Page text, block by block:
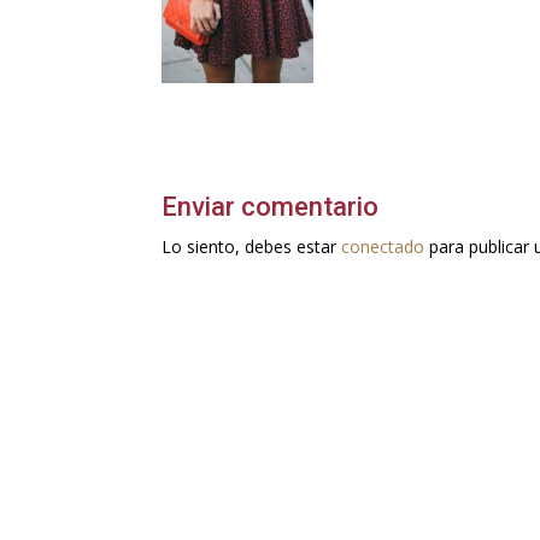
Enviar comentario
Lo siento, debes estar conectado para publicar